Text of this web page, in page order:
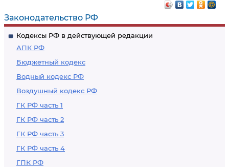
Законодательство РФ
Кодексы РФ в действующей редакции
АПК РФ
Бюджетный кодекс
Водный кодекс РФ
Воздушный кодекс РФ
ГК РФ часть 1
ГК РФ часть 2
ГК РФ часть 3
ГК РФ часть 4
ГПК РФ